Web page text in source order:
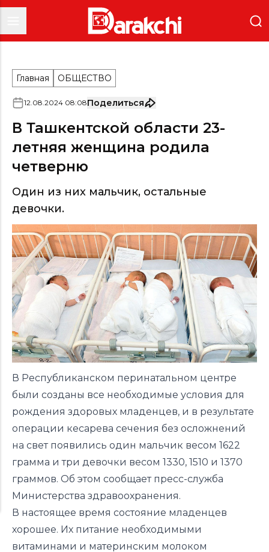
Главная ОБЩЕСТВО
12.08.2024 08:08Поделиться
В Ташкентской области 23-
летняя женщина родила
четверню
Один из них мальчик, остальные
девочки.
В Республиканском перинатальном центре
были созданы все необходимые условия для
рождения здоровых младенцев, и в результате
операции кесарева сечения без осложнений
на свет появились один мальчик весом 1622
грамма и три девочки весом 1330, 1510 и 1370
граммов. Об этом сообщает пресс-служба
Министерства здравоохранения.
В настоящее время состояние младенцев
хорошее. Их питание необходимыми
витаминами и материнским молоком